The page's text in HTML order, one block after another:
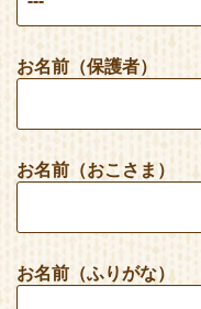
お名前（保護者）
お名前（おこさま）
お名前（ふりがな）